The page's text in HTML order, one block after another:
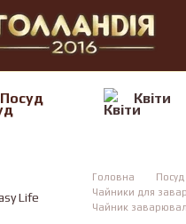
Посуд Квiти
Головна Посуд
Чайники для
Чайник